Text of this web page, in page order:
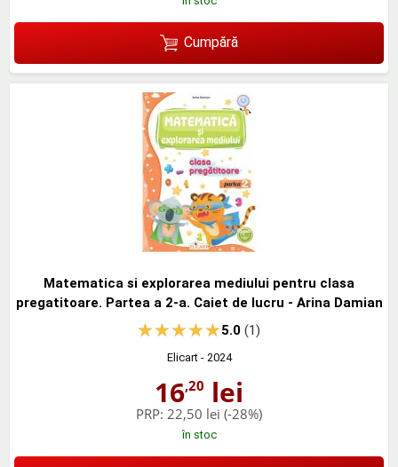
Cumpără
Matematica si explorarea mediului pentru clasa
pregatitoare. Partea a 2-a. Caiet de lucru - Arina Damian
5.0(1)
Elicart- 2024
16,20 lei
PRP: 22,50 lei (-28%)
în stoc